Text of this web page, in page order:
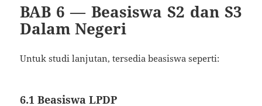
BAB 6 — Beasiswa S2 dan S3
Dalam Negeri
Untuk studi lanjutan, tersedia beasiswa seperti:
6.1 Beasiswa LPDP